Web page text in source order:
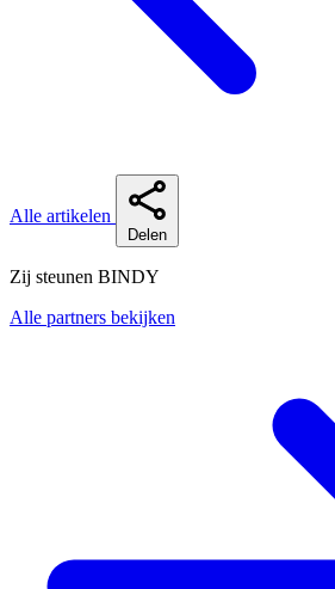
Alle artikelen
Delen
Zij steunen BINDY
Alle partners bekijken